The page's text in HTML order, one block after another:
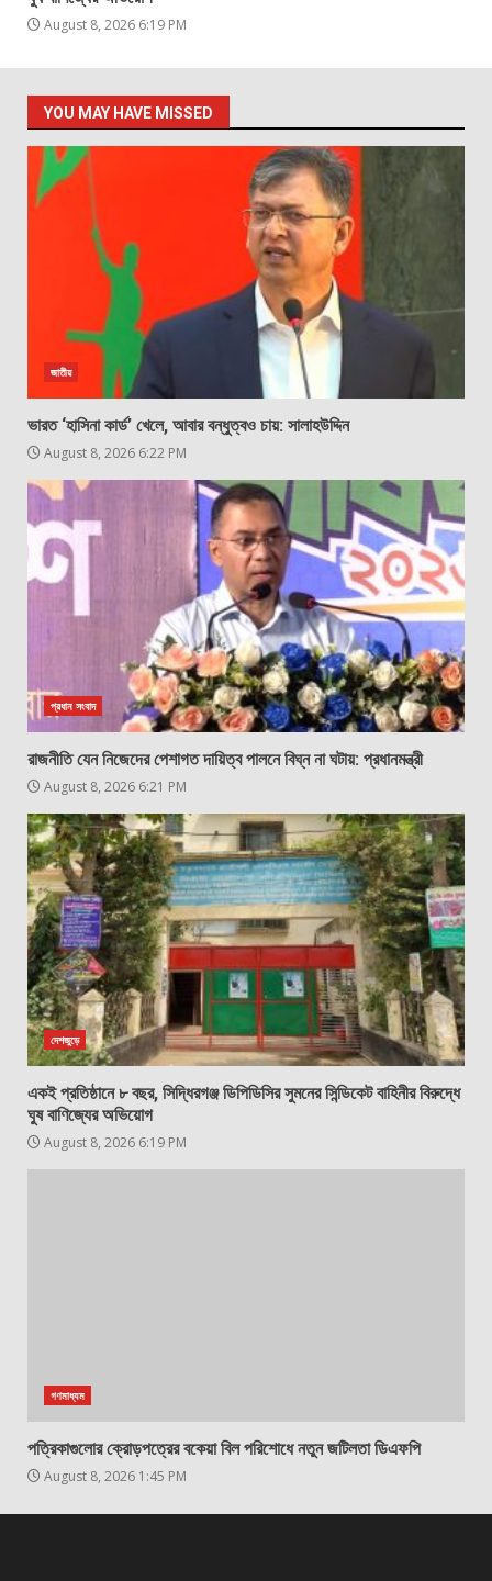
August 8, 2026 6:19 PM
YOU MAY HAVE MISSED
জাতীয়
ভারত ‘হাসিনা কার্ড’ খেলে, আবার বন্ধুত্বও চায়: সালাহউদ্দিন
August 8, 2026 6:22 PM
প্রধান সংবাদ
রাজনীতি যেন নিজেদের পেশাগত দায়িত্ব পালনে বিঘ্ন না ঘটায়: প্রধানমন্ত্রী
August 8, 2026 6:21 PM
দেশজুড়ে
একই প্রতিষ্ঠানে ৮ বছর, সিদ্ধিরগঞ্জ ডিপিডিসির সুমনের সিন্ডিকেট বাহিনীর বিরুদ্ধে
ঘুষ বাণিজ্যের অভিয়োগ
August 8, 2026 6:19 PM
গণমাধ্যম
পত্রিকাগুলোর ক্রোড়পত্রের বকেয়া বিল পরিশোধে নতুন জটিলতা ডিএফপি
August 8, 2026 1:45 PM